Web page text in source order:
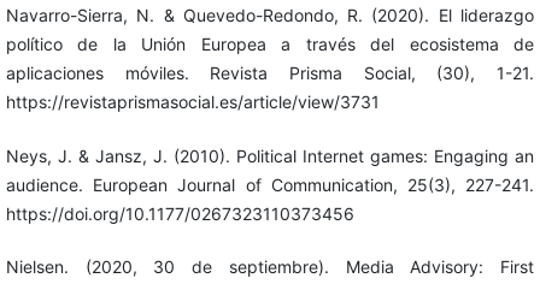
Navarro-Sierra, N. & Quevedo-Redondo, R. (2020). El liderazgo
político de la Unión Europea a través del ecosistema de
aplicaciones móviles. Revista Prisma Social, (30), 1-21.
https://revistaprismasocial.es/article/view/3731
Neys, J. & Jansz, J. (2010). Political Internet games: Engaging an
audience. European Journal of Communication, 25(3), 227-241.
https://doi.org/10.1177/0267323110373456
Nielsen. (2020, 30 de septiembre). Media Advisory: First